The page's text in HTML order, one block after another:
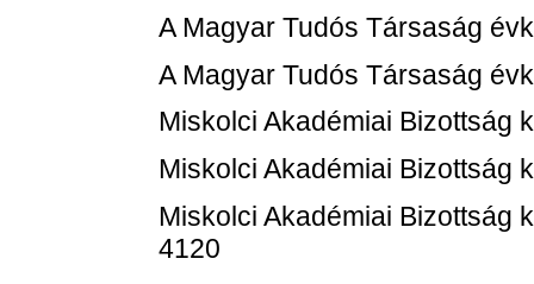
A Magyar Tudós Társaság
A Magyar Tudós Társaság
Miskolci Akadémiai Bizottság
Miskolci Akadémiai Bizottság
Miskolci Akadémiai Bizottság
4120